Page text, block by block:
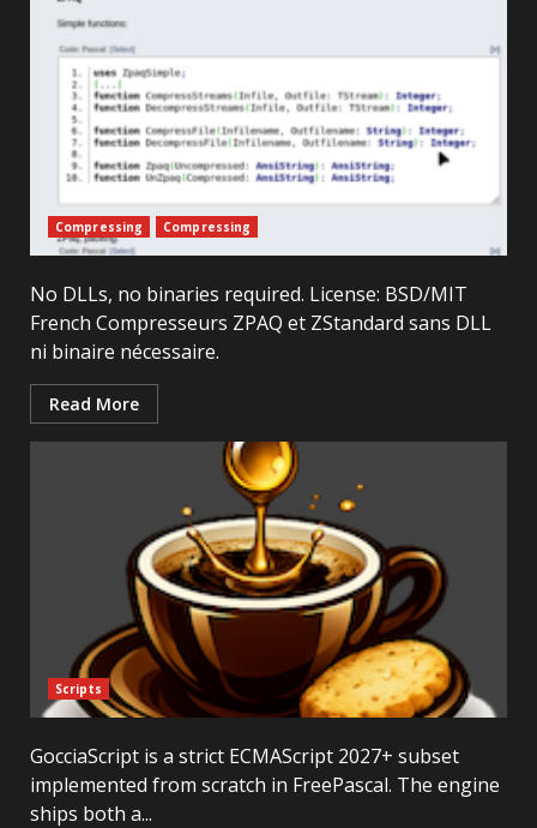
Compressing Compressing
No DLLs, no binaries required. License: BSD/MIT
French Compresseurs ZPAQ et ZStandard sans DLL
ni binaire nécessaire.
Read More
Scripts
GocciaScript is a strict ECMAScript 2027+ subset
implemented from scratch in FreePascal. The engine
ships both a...